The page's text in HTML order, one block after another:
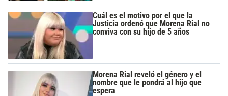
Cuál es el motivo por el que la
Justicia ordenó que Morena Rial no
conviva con su hijo de 5 años
Morena Rial reveló el género y el
nombre que le pondrá al hijo que
espera